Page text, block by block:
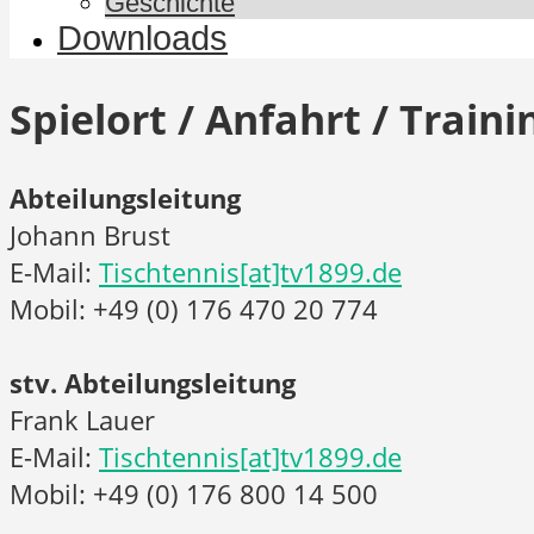
Downloads
Spielort / Anfahrt /
Abteilungsleitung
Johann Brust
E-Mail: Tischtennis[at]tv1899.de
Mobil: +49 (0) 176 470 20 774
stv. Abteilungsleitung
Frank Lauer
E-Mail: Tischtennis[at]tv1899.de
Mobil: +49 (0) 176 800 14 500